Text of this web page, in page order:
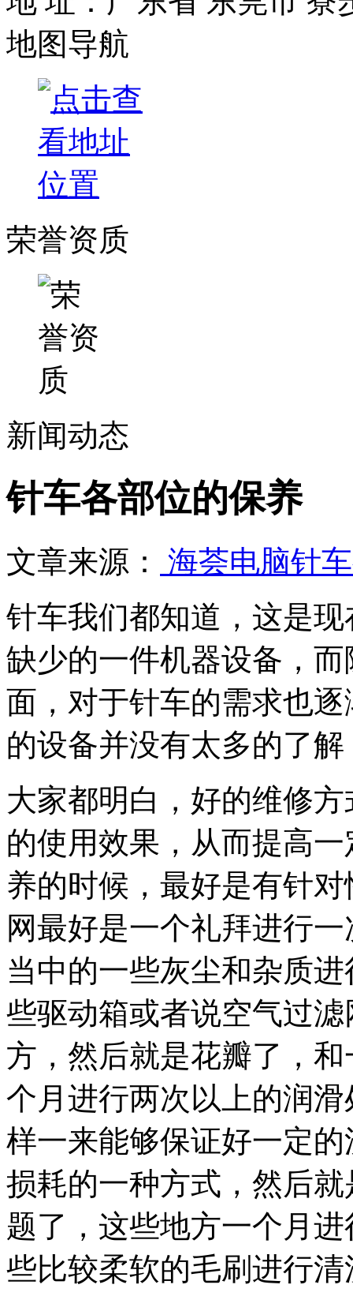
地图导航
荣誉资质
新闻动态
针车各部位的保养
文章来源：
海荟电脑针
针车我们都知道，这是
缺少的一件机器设备，
面，对于针车的需求也
的设备并没有太多的了
大家都明白，好的维修
的使用效果，从而提高
养的时候，最好是有针
网最好是一个礼拜进行
当中的一些灰尘和杂质
些驱动箱或者说空气过
方，然后就是花瓣了，
个月进行两次以上的润
样一来能够保证好一定
损耗的一种方式，然后
题了，这些地方一个月
些比较柔软的毛刷进行